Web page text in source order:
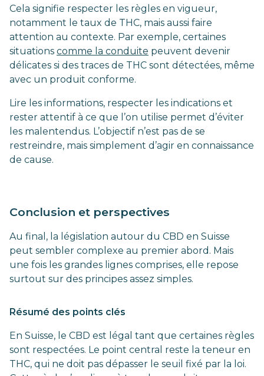
Cela signifie respecter les règles en vigueur,
notamment le taux de THC, mais aussi faire
attention au contexte. Par exemple, certaines
situations comme la conduite peuvent devenir
délicates si des traces de THC sont détectées, même
avec un produit conforme.
Lire les informations, respecter les indications et
rester attentif à ce que l’on utilise permet d’éviter
les malentendus. L’objectif n’est pas de se
restreindre, mais simplement d’agir en connaissance
de cause.
Conclusion et perspectives
Au final, la législation autour du CBD en Suisse
peut sembler complexe au premier abord. Mais
une fois les grandes lignes comprises, elle repose
surtout sur des principes assez simples.
Résumé des points clés
En Suisse, le CBD est légal tant que certaines règles
sont respectées. Le point central reste la teneur en
THC, qui ne doit pas dépasser le seuil fixé par la loi.